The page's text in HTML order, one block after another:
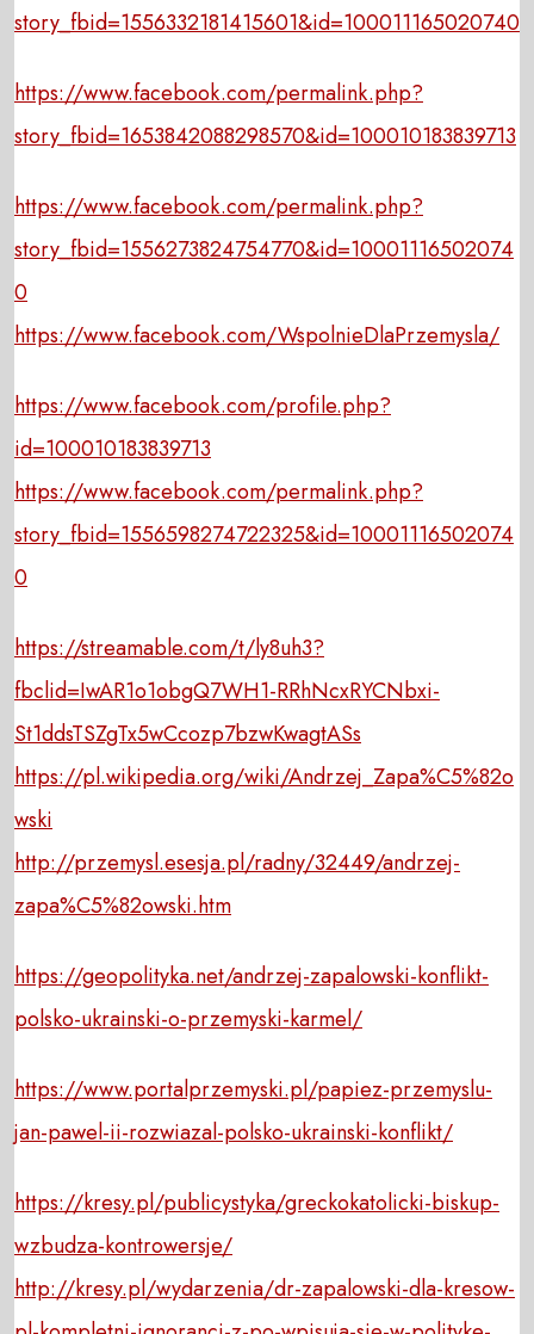
story_fbid=1556332181415601&id=100011165020740
https://www.facebook.com/permalink.php?
story_fbid=1653842088298570&id=100010183839713
https://www.facebook.com/permalink.php?
story_fbid=1556273824754770&id=10001116502074
0
https://www.facebook.com/WspolnieDlaPrzemysla/
https://www.facebook.com/profile.php?
id=100010183839713
https://www.facebook.com/permalink.php?
story_fbid=1556598274722325&id=10001116502074
0
https://streamable.com/t/ly8uh3?
fbclid=IwAR1o1obgQ7WH1-RRhNcxRYCNbxi-
St1ddsTSZgTx5wCcozp7bzwKwagtASs
https://pl.wikipedia.org/wiki/Andrzej_Zapa%C5%82o
wski
http://przemysl.esesja.pl/radny/32449/andrzej-
zapa%C5%82owski.htm
https://geopolityka.net/andrzej-zapalowski-konflikt-
polsko-ukrainski-o-przemyski-karmel/
https://www.portalprzemyski.pl/papiez-przemyslu-
jan-pawel-ii-rozwiazal-polsko-ukrainski-konflikt/
https://kresy.pl/publicystyka/greckokatolicki-biskup-
wzbudza-kontrowersje/
http://kresy.pl/wydarzenia/dr-zapalowski-dla-kresow-